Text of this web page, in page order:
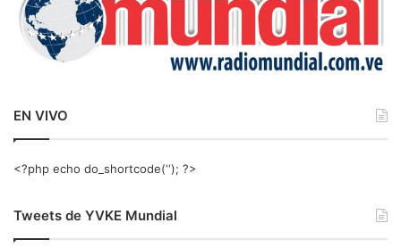
EN VIVO
<?php echo do_shortcode(‘‘); ?>
Tweets de YVKE Mundial